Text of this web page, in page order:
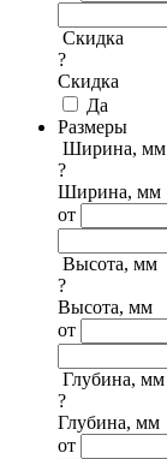
Скидка
?
Скидка
Да
Размеры
Ширина, мм
?
Ширина, мм
от
Высота, мм
?
Высота, мм
от
Глубина, мм
?
Глубина, мм
от